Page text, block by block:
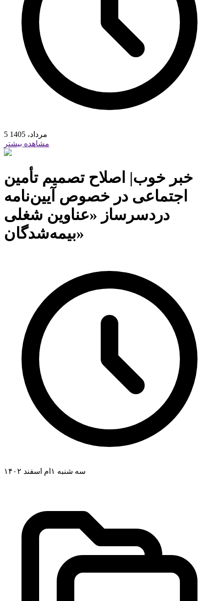
5 مرداد، 1405
مشاهده بیشتر
خبر خوب| اصلاح تصمیم تأمین
اجتماعی در خصوص آیین‌نامه
دردسرساز «عناوین شغلی
بیمه‌شدگان»
سه شنبه ۱ام اسفند ۱۴۰۲